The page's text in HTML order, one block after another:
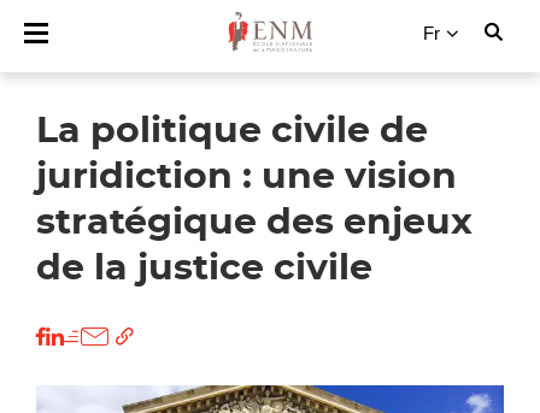
Fr
La politique civile de
juridiction : une vision
stratégique des enjeux
de la justice civile